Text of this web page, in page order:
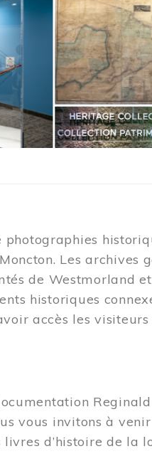
Les archives
de Westmorland
historiques
accès les visiteurs
vous invitons à
d’histoire de la